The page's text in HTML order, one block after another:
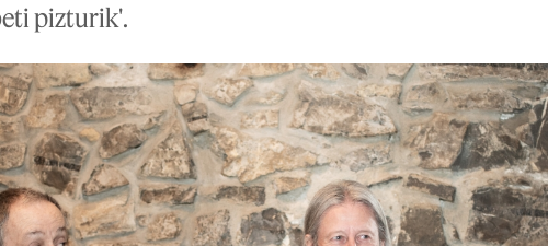
pizturik'.